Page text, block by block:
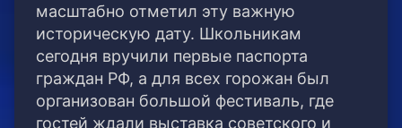
масштабно отметил эту важную
историческую дату. Школьникам
сегодня вручили первые паспорта
граждан РФ, а для всех горожан был
организован большой фестиваль, где
гостей ждали выставка советского и